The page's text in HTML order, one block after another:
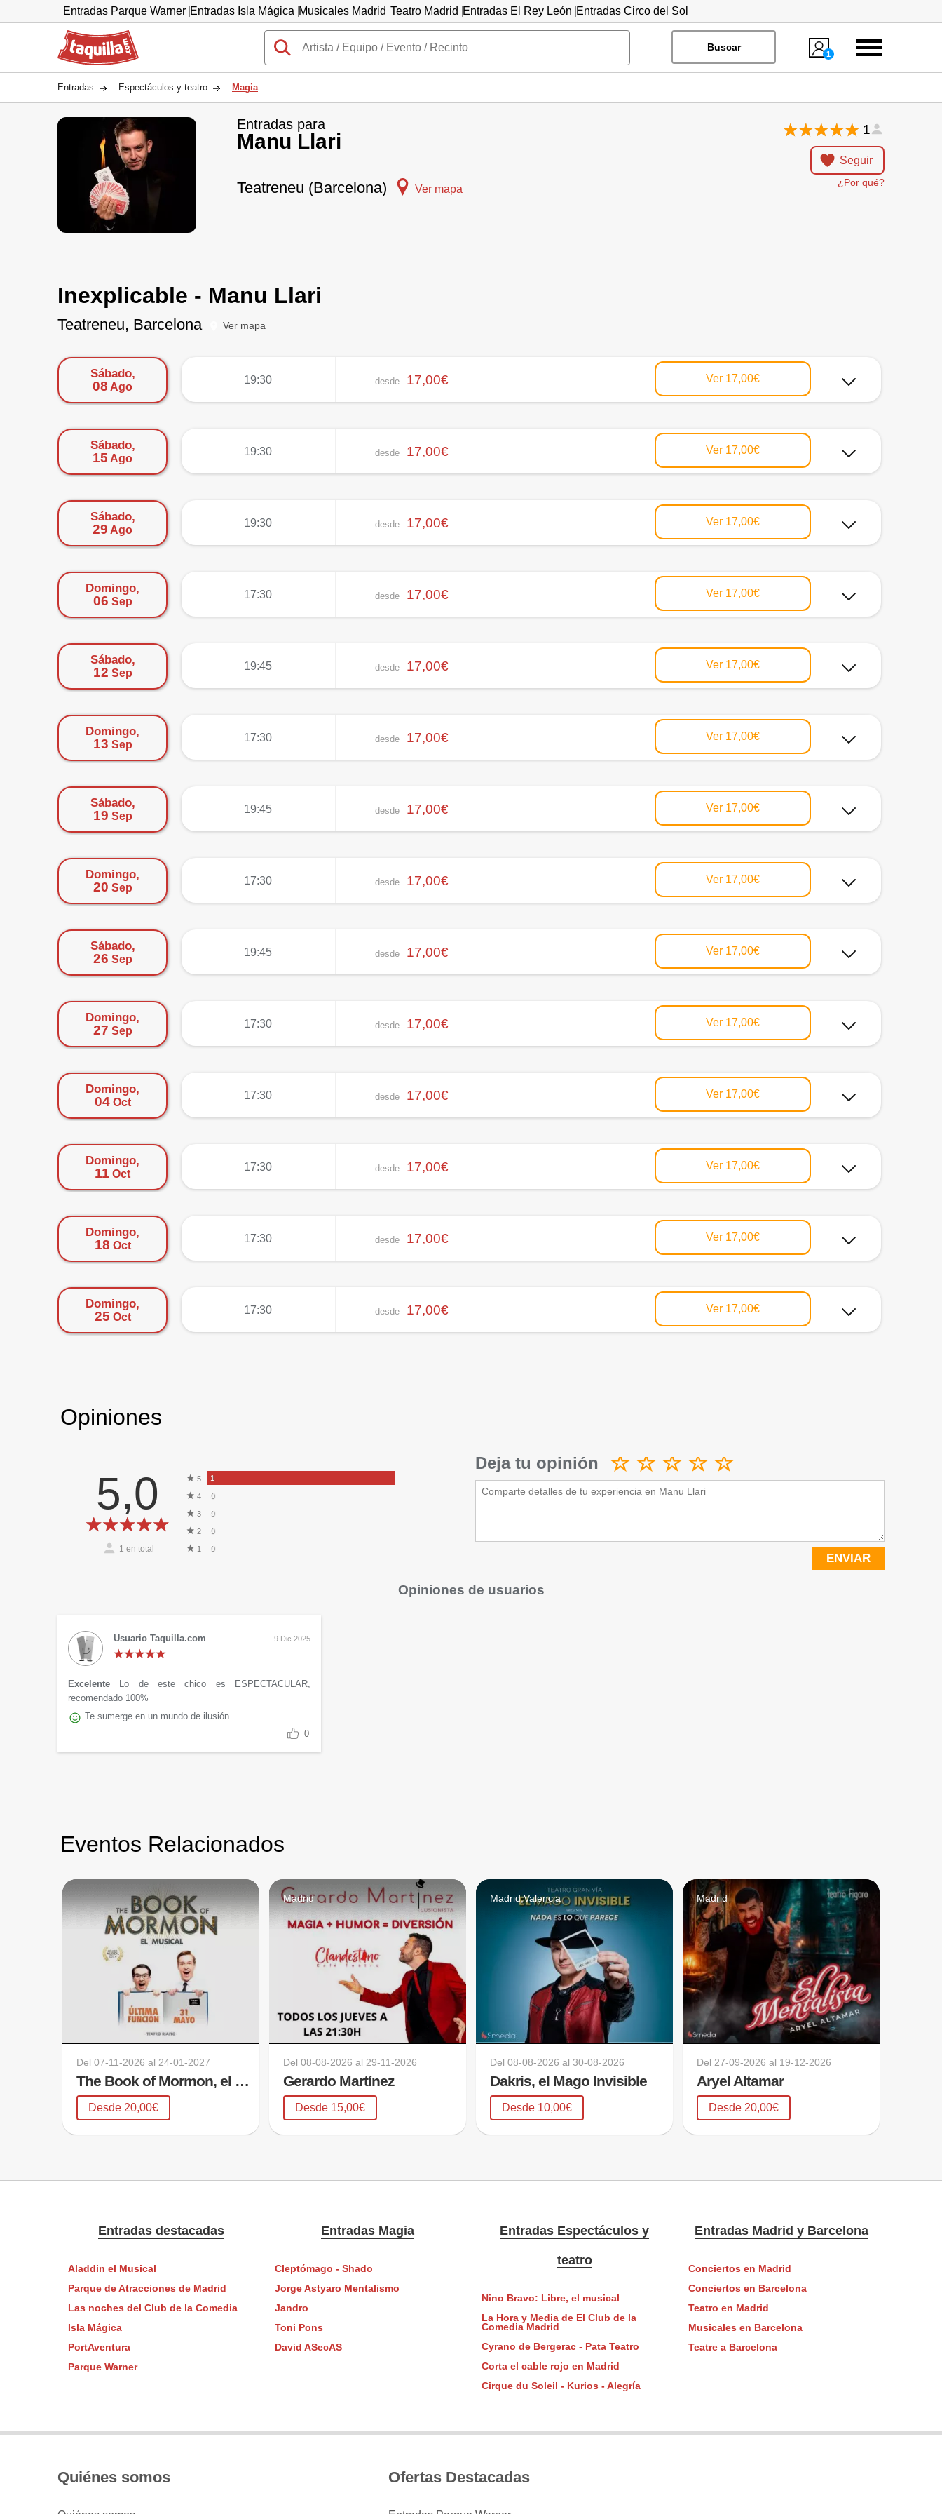
Entradas Parque Warner Entradas Isla Mágica Musicales Madrid Teatro Madrid Entradas El Rey León Entradas Circo del Sol
Taquilla.com
Buscar
1
Menú
Entradas Espectáculos y teatro Magia
Entradas para
Manu Llari
Teatreneu (Barcelona) Ver mapa
1
Seguir
¿Por qué?
Inexplicable - Manu Llari
Teatreneu, Barcelona Ver mapa
Sábado,
08 Ago
19:30 desde 17,00€ Ver 17,00€
Sábado,
15 Ago
19:30 desde 17,00€ Ver 17,00€
Sábado,
29 Ago
19:30 desde 17,00€ Ver 17,00€
Domingo,
06 Sep
17:30 desde 17,00€ Ver 17,00€
Sábado,
12 Sep
19:45 desde 17,00€ Ver 17,00€
Domingo,
13 Sep
17:30 desde 17,00€ Ver 17,00€
Sábado,
19 Sep
19:45 desde 17,00€ Ver 17,00€
Domingo,
20 Sep
17:30 desde 17,00€ Ver 17,00€
Sábado,
26 Sep
19:45 desde 17,00€ Ver 17,00€
Domingo,
27 Sep
17:30 desde 17,00€ Ver 17,00€
Domingo,
04Oct
17:30 desde 17,00€ Ver 17,00€
Domingo,
11 Oct
17:30 desde 17,00€ Ver 17,00€
Domingo,
18 Oct
17:30 desde 17,00€ Ver 17,00€
Domingo,
25 Oct
17:30 desde 17,00€ Ver 17,00€
Opiniones
5,0
1 en total
5 1
4 0
3 0
2 0
1 0
Deja tu opinión
ENVIAR
Opiniones de usuarios
Usuario Taquilla.com 9 Dic 2025
Excelente
Lo de este chico es ESPECTACULAR,
recomendado 100%
Te sumerge en un mundo de ilusión
0
Eventos Relacionados
Del07-11-2026 al 24-01-2027
The Book of Mormon, el musical
Desde 20,00€
Madrid
Del08-08-2026 al 29-11-2026
Gerardo Martínez
Desde 15,00€
Madrid,Valencia
Del08-08-2026 al30-08-2026
Dakris, el Mago Invisible
Desde 10,00€
Madrid
Del 27-09-2026 al 19-12-2026
Aryel Altamar
Desde 20,00€
Entradas destacadas
Aladdin el Musical
Parque de Atracciones de Madrid
Las noches del Club de la Comedia
Isla Mágica
PortAventura
Parque Warner
Entradas Magia
Cleptómago - Shado
Jorge Astyaro Mentalismo
Jandro
Toni Pons
David ASecAS
Entradas Espectáculos y
teatro
Nino Bravo: Libre, el musical
La Hora y Media de El Club de la
Comedia Madrid
Cyrano de Bergerac - Pata Teatro
Corta el cable rojo en Madrid
Cirque du Soleil - Kurios - Alegría
Entradas Madrid y Barcelona
Conciertos en Madrid
Conciertos en Barcelona
Teatro en Madrid
Musicales en Barcelona
Teatre a Barcelona
Quiénes somos Ofertas Destacadas